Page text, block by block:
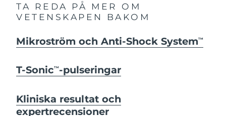
TA REDA PÅ MER OM
VETENSKAPEN BAKOM
Mikroström och Anti-Shock SystemTM
T-SonicTM -pulseringar
Kliniska resultat och
expertrecensioner